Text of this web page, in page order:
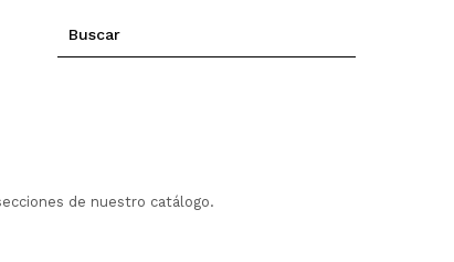
de nuestro catálogo.